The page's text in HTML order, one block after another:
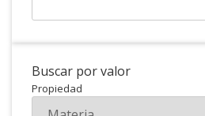
Buscar por valor
Propiedad